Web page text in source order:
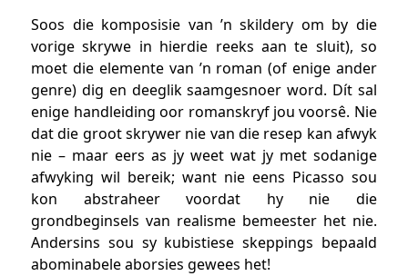
Soos die komposisie van ’n skildery om by die
vorige skrywe in hierdie reeks aan te sluit), so
moet die elemente van ’n roman (of enige ander
genre) dig en deeglik saamgesnoer word. Dít sal
enige handleiding oor romanskryf jou voorsê. Nie
dat die groot skrywer nie van die resep kan afwyk
nie – maar eers as jy weet wat jy met sodanige
afwyking wil bereik; want nie eens Picasso sou
kon abstraheer voordat hy nie die
grondbeginsels van realisme bemeester het nie.
Andersins sou sy kubistiese skeppings bepaald
abominabele aborsies gewees het!